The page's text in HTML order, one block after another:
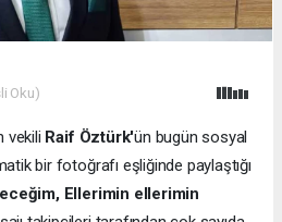
Oku)
vekili Raif Öztürk'ün bugün sosyal
bir fotoğrafı eşliğinde paylaştığı
Ellerimin ellerimin